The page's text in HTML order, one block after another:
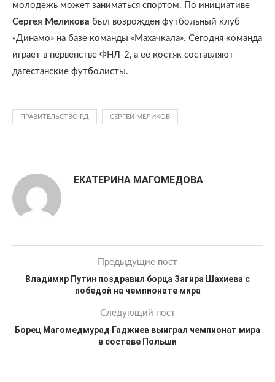
молодежь может заниматься спортом. По инициативе
Сергея Меликова был возрожден футбольный клуб
«Динамо» на базе команды «Махачкала». Сегодня команда
играет в первенстве ФНЛ-2, а ее костяк составляют
дагестанские футболисты.
ПРАВИТЕЛЬСТВО РД СЕРГЕЙ МЕЛИКОВ
ЕКАТЕРИНА МАГОМЕДОВА
Предыдущие пост
Владимир Путин поздравил борца Загира Шахиева с
победой на чемпионате мира
Следующий пост
Борец Магомедмурад Гаджиев выиграл чемпионат мира
в составе Польши